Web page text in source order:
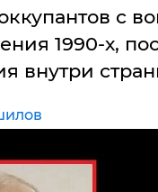
с
1990-х,
внутри